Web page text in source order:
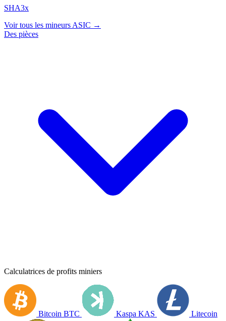
SHA3x
Voir tous les mineurs ASIC →
Des pièces
Calculatrices de profits miniers
Bitcoin BTC Kaspa KAS Litecoin